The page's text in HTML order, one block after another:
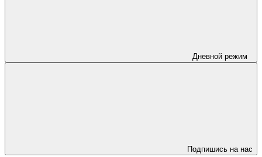
Дневной режим
Подпишись на нас